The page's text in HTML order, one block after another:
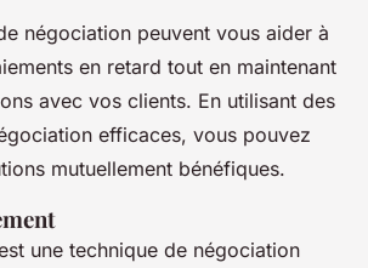
négociation peuvent vous aider à
en retard tout en maintenant
avec vos clients. En utilisant des
efficaces, vous pouvez
mutuellement bénéfiques.
une technique de négociation